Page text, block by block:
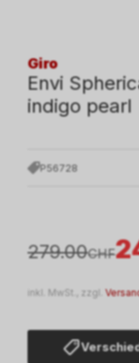
Giro
Envi
indigo pearl
P56728
279.00CHF
inkl. MwSt., zzgl.